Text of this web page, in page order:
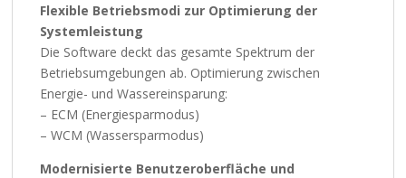
Flexible Betriebsmodi zur Optimierung der
Systemleistung
Die Software deckt das gesamte Spektrum der
Betriebsumgebungen ab. Optimierung zwischen
Energie- und Wassereinsparung:
– ECM (Energiesparmodus)
– WCM (Wassersparmodus)
Modernisierte Benutzeroberfläche und